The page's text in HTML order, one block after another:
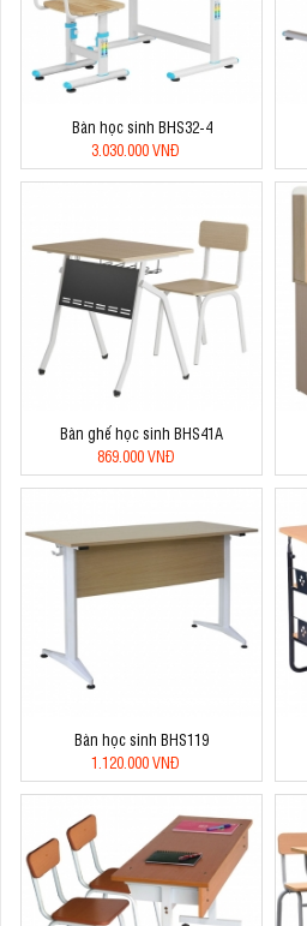
Bàn học sinh BHS32-4
3.030.000 VNĐ
Bàn ghế học sinh BHS41A
869.000 VNĐ
Bàn học sinh BHS119
1.120.000 VNĐ